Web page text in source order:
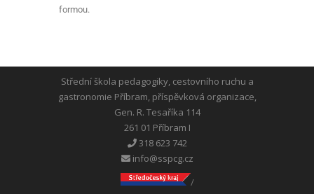
formou.
Střední škola pedagogiky, cestovního ruchu a
gastronomie Příbram, příspěvková organizace,
Gen. R. Tesaříka 114
261 01 Příbram I
318 623 742
info@sspcg.cz
/